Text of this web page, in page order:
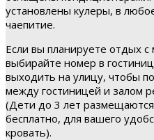
установлены кулеры, в
чаепитие.
Если вы планируете отдых
выбирайте номер в
выходить на улицу, чтобы
между гостиницей и залом
(Дети до 3 лет размещаются
бесплатно, для вашего
кровать).